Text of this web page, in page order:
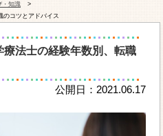
・知識
のコツとアドバイス
療法士の経験年数別、転職
公開日：2021.06.17